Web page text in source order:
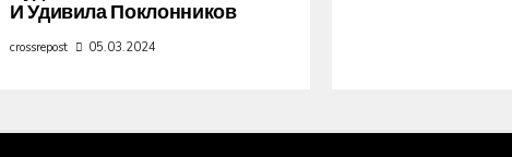
И Удивила Поклонников
crossrepost 05.03.2024